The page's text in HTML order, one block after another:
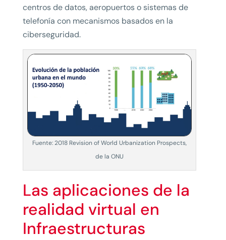
centros de datos, aeropuertos o sistemas de
telefonía con mecanismos basados en la
ciberseguridad.
Fuente: 2018 Revision of World Urbanization Prospects,
de la ONU
Las aplicaciones de la
realidad virtual en
Infraestructuras